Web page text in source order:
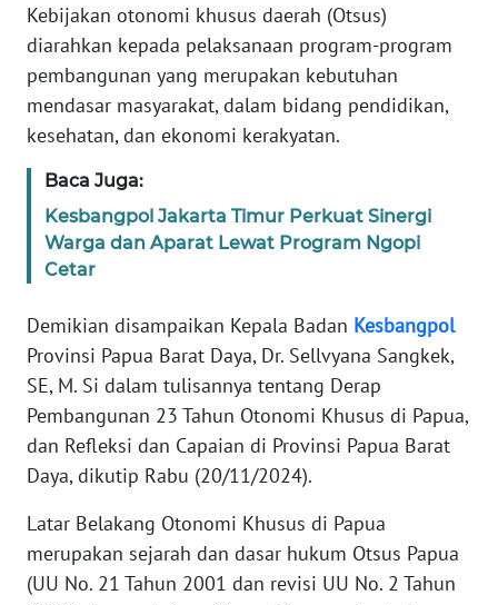
Kebijakan otonomi khusus daerah (Otsus)
diarahkan kepada pelaksanaan program-program
pembangunan yang merupakan kebutuhan
mendasar masyarakat, dalam bidang pendidikan,
kesehatan, dan ekonomi kerakyatan.
Baca Juga:
Kesbangpol Jakarta Timur Perkuat Sinergi
Warga dan Aparat Lewat Program Ngopi
Cetar
Demikian disampaikan Kepala Badan Kesbangpol
Provinsi Papua Barat Daya, Dr. Sellvyana Sangkek,
SE, M. Si dalam tulisannya tentang Derap
Pembangunan 23 Tahun Otonomi Khusus di Papua,
dan Refleksi dan Capaian di Provinsi Papua Barat
Daya, dikutip Rabu (20/11/2024).
Latar Belakang Otonomi Khusus di Papua
merupakan sejarah dan dasar hukum Otsus Papua
(UU No. 21 Tahun 2001 dan revisi UU No. 2 Tahun
WN
JAKARTA
WN
JABAR
WN
BANTEN
WN
WN
KEPRI
WN
WN
BARAT